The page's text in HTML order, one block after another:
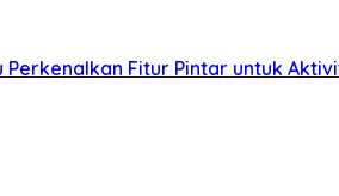
Fitur Pintar untuk